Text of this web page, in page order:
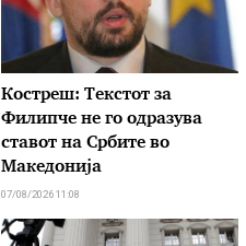
Костреш: Текстот за
Филипче не го одразува
ставот на Србите во
Македонија
07/08/2026 11:08